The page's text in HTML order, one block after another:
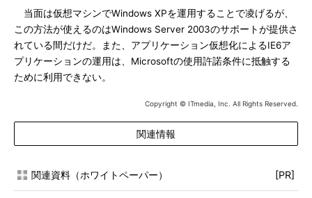
当面は仮想マシンでWindows XPを運用することで凌げるが、
この方法が使えるのはWindows Server 2003のサポートが提供さ
れている間だけだ。また、アプリケーション仮想化によるIE6ア
プリケーションの運用は、Microsoftの使用許諾条件に抵触する
ために利用できない。
Copyright © ITmedia, Inc. All Rights Reserved.
関連情報
関連資料（ホワイトペーパー） [PR]